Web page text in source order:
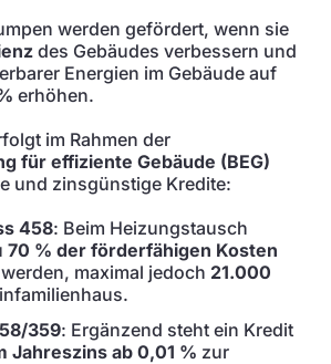
werden gefördert, wenn sie
des Gebäudes verbessern und
Energien im Gebäude auf
erhöhen.
im Rahmen der
für effiziente Gebäude (BEG)
und zinsgünstige Kredite:
458: Beim Heizungstausch
70 % der förderfähigen Kosten
maximal jedoch 21.000
359: Ergänzend steht ein Kredit
Jahreszins ab 0,01 % zur